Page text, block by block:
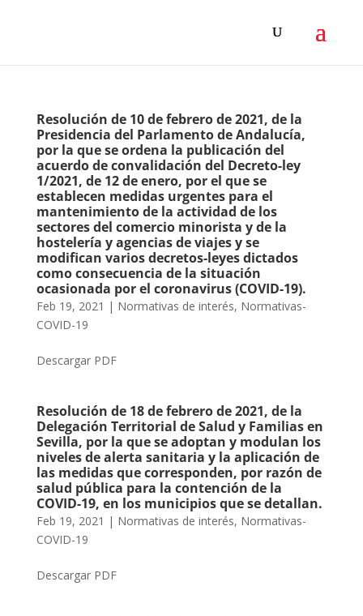
Resolución de 10 de febrero de 2021, de la
Presidencia del Parlamento de Andalucía,
por la que se ordena la publicación del
acuerdo de convalidación del Decreto-ley
1/2021, de 12 de enero, por el que se
establecen medidas urgentes para el
mantenimiento de la actividad de los
sectores del comercio minorista y de la
hostelería y agencias de viajes y se
modifican varios decretos-leyes dictados
como consecuencia de la situación
ocasionada por el coronavirus (COVID-19).
Feb 19, 2021 | Normativas de interés, Normativas-
COVID-19
Descargar PDF
Resolución de 18 de febrero de 2021, de la
Delegación Territorial de Salud y Familias en
Sevilla, por la que se adoptan y modulan los
niveles de alerta sanitaria y la aplicación de
las medidas que corresponden, por razón de
salud pública para la contención de la
COVID-19, en los municipios que se detallan.
Feb 19, 2021 | Normativas de interés, Normativas-
COVID-19
Descargar PDF